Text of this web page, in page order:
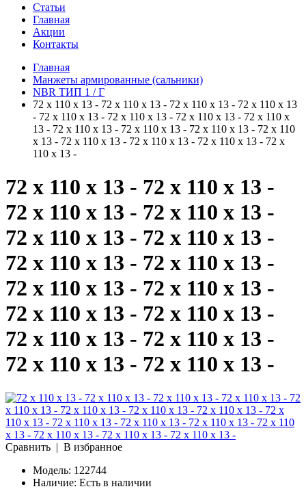
Статьи
Главная
Акции
Контакты
Главная
Манжеты армированные (сальники)
NBR ТИП 1 / Г
72 x 110 x 13 - 72 x 110 x 13 - 72 x 110 x 13 - 72 x 110 x 13
- 72 x 110 x 13 - 72 x 110 x 13 - 72 x 110 x 13 - 72 x 110 x
13 - 72 x 110 x 13 - 72 x 110 x 13 - 72 x 110 x 13 - 72 x 110
x 13 - 72 x 110 x 13 - 72 x 110 x 13 - 72 x 110 x 13 - 72 x
110 x 13 -
72 x 110 x 13 - 72 x 110 x 13 -
72 x 110 x 13 - 72 x 110 x 13 -
72 x 110 x 13 - 72 x 110 x 13 -
72 x 110 x 13 - 72 x 110 x 13 -
72 x 110 x 13 - 72 x 110 x 13 -
72 x 110 x 13 - 72 x 110 x 13 -
72 x 110 x 13 - 72 x 110 x 13 -
72 x 110 x 13 - 72 x 110 x 13 -
Сравнить | В избранное
Модель: 122744
Наличие: Есть в наличии